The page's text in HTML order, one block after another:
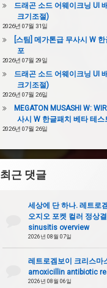
드래곤 소드 어웨이크닝 UI
크기조절)
2026년 07월 31일
[스팀] 메가톤급 무사시 W
포
2026년 07월 29일
드래곤 소드 어웨이크닝 UI
크기조절)
2026년 07월 26일
MEGATON MUSASHI W:
사시 W 한글패치 베타 테스
2026년 07월 26일
최근 댓글
세상에 단 하나. 레트로
오지오 포켓 컬러 정상
sinusitis overview
2026년 08월 07일
레트로겜보이 크리스마
amoxicillin antibiotic
2026년 08월 06일